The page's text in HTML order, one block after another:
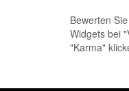
Bewerten
Widgets bei
"Karma"